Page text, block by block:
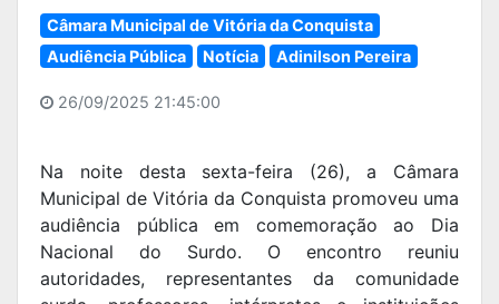
Câmara Municipal de Vitória da Conquista
Audiência Pública
Notícia Adinilson Pereira
26/09/2025 21:45:00
Na noite desta sexta-feira (26), a Câmara
Municipal de Vitória da Conquista promoveu uma
audiência pública em comemoração ao Dia
Nacional do Surdo. O encontro reuniu
autoridades, representantes da comunidade